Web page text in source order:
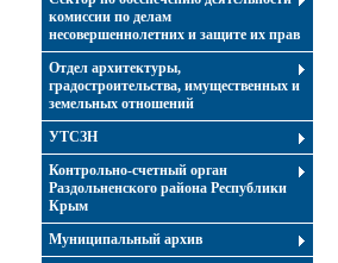
комиссии по делам
несовершеннолетних и защите их прав
Отдел архитектуры,
градостроительства, имущественных и
земельных отношений
УТСЗН
Контрольно-счетный орган
Раздольненского района Республики
Крым
Муниципальный архив